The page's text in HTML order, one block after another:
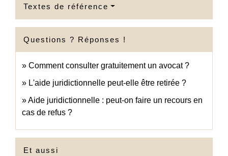
Textes de référence
Questions ? Réponses !
Comment consulter gratuitement un avocat ?
L'aide juridictionnelle peut-elle être retirée ?
Aide juridictionnelle : peut-on faire un recours en
cas de refus ?
Et aussi